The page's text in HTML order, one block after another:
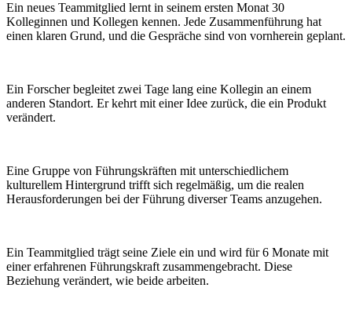
Ein neues Teammitglied lernt in seinem ersten Monat 30
Kolleginnen und Kollegen kennen. Jede Zusammenführung hat
einen klaren Grund, und die Gespräche sind von vornherein geplant.
Ein Forscher begleitet zwei Tage lang eine Kollegin an einem
anderen Standort. Er kehrt mit einer Idee zurück, die ein Produkt
verändert.
Eine Gruppe von Führungskräften mit unterschiedlichem
kulturellem Hintergrund trifft sich regelmäßig, um die realen
Herausforderungen bei der Führung diverser Teams anzugehen.
Ein Teammitglied trägt seine Ziele ein und wird für 6 Monate mit
einer erfahrenen Führungskraft zusammengebracht. Diese
Beziehung verändert, wie beide arbeiten.